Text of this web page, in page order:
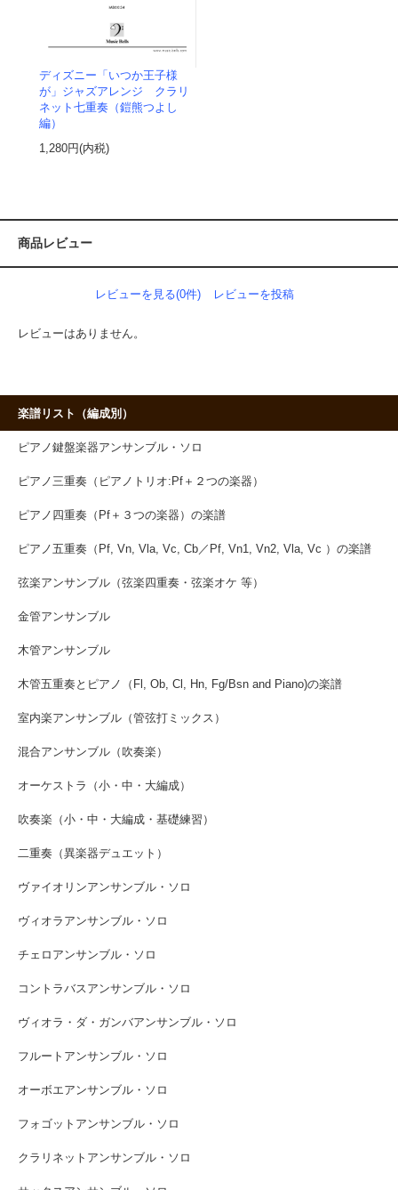
ディズニー「いつか王子様
が」ジャズアレンジ クラリ
ネット七重奏（鎧熊つよし
編）
1,280円(内税)
商品レビュー
レビューを見る(0件) レビューを投稿
レビューはありません。
楽譜リスト（編成別）
ピアノ鍵盤楽器アンサンブル・ソロ
ピアノ三重奏（ピアノトリオ:Pf＋２つの楽器）
ピアノ四重奏（Pf＋３つの楽器）の楽譜
ピアノ五重奏（Pf, Vn, Vla, Vc, Cb／Pf, Vn1, Vn2, Vla, Vc ）の楽譜
弦楽アンサンブル（弦楽四重奏・弦楽オケ 等）
金管アンサンブル
木管アンサンブル
木管五重奏とピアノ（Fl, Ob, Cl, Hn, Fg/Bsn and Piano)の楽譜
室内楽アンサンブル（管弦打ミックス）
混合アンサンブル（吹奏楽）
オーケストラ（小・中・大編成）
吹奏楽（小・中・大編成・基礎練習）
二重奏（異楽器デュエット）
ヴァイオリンアンサンブル・ソロ
ヴィオラアンサンブル・ソロ
チェロアンサンブル・ソロ
コントラバスアンサンブル・ソロ
ヴィオラ・ダ・ガンバアンサンブル・ソロ
フルートアンサンブル・ソロ
オーボエアンサンブル・ソロ
フォゴットアンサンブル・ソロ
クラリネットアンサンブル・ソロ